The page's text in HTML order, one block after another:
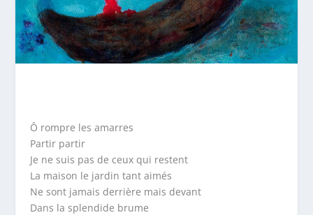
Ô rompre les amarres
Partir partir
Je ne suis pas de ceux qui restent
La maison le jardin tant aimés
Ne sont jamais derrière mais devant
Dans la splendide brume